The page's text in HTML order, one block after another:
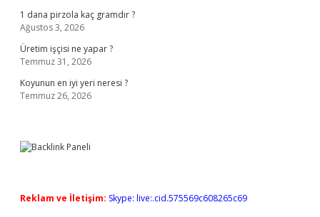
1 dana pirzola kaç gramdır ?
Ağustos 3, 2026
Üretim işçisi ne yapar ?
Temmuz 31, 2026
Koyunun en iyi yeri neresi ?
Temmuz 26, 2026
Reklam ve İletişim: Skype: live:.cid.575569c608265c69